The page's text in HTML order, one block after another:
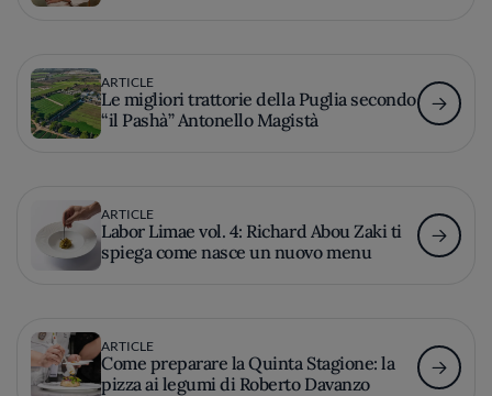
ARTICLE
Le migliori trattorie della Puglia secondo
“il Pashà” Antonello Magistà
ARTICLE
Labor Limae vol. 4: Richard Abou Zaki ti
spiega come nasce un nuovo menu
ARTICLE
Come preparare la Quinta Stagione: la
pizza ai legumi di Roberto Davanzo